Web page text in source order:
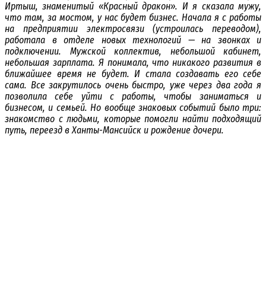
Иртыш, знаменитый «Красный дракон». И я сказала мужу,
что там, за мостом, у нас будет бизнес. Начала я с работы
на предприятии электросвязи (устроилась переводом),
работала в отделе новых технологий — на звонках и
подключении. Мужской коллектив, небольшой кабинет,
небольшая зарплата. Я понимала, что никакого развития в
ближайшее время не будет. И стала создавать его себе
сама. Все закрутилось очень быстро, уже через два года я
позволила себе уйти с работы, чтобы заниматься и
бизнесом, и семьей. Но вообще знаковых событий было три:
знакомство с людьми, которые помогли найти подходящий
путь, переезд в Ханты-Мансийск и рождение дочери.